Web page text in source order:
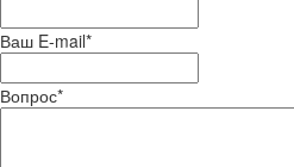
Ваш E-mail*
Вопрос*